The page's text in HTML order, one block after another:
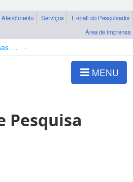
Serviços
E-mail do Pesquisador
Área de imprensa
Bolsas e Auxílios Vigentes
MENU
Pesquisa